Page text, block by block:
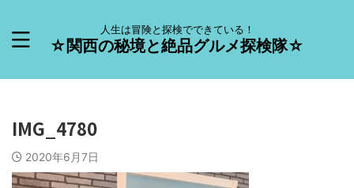
人生は冒険と探検でできている！
☆関西の秘境と絶品グルメ探検隊☆
IMG_4780
2020年6月7日